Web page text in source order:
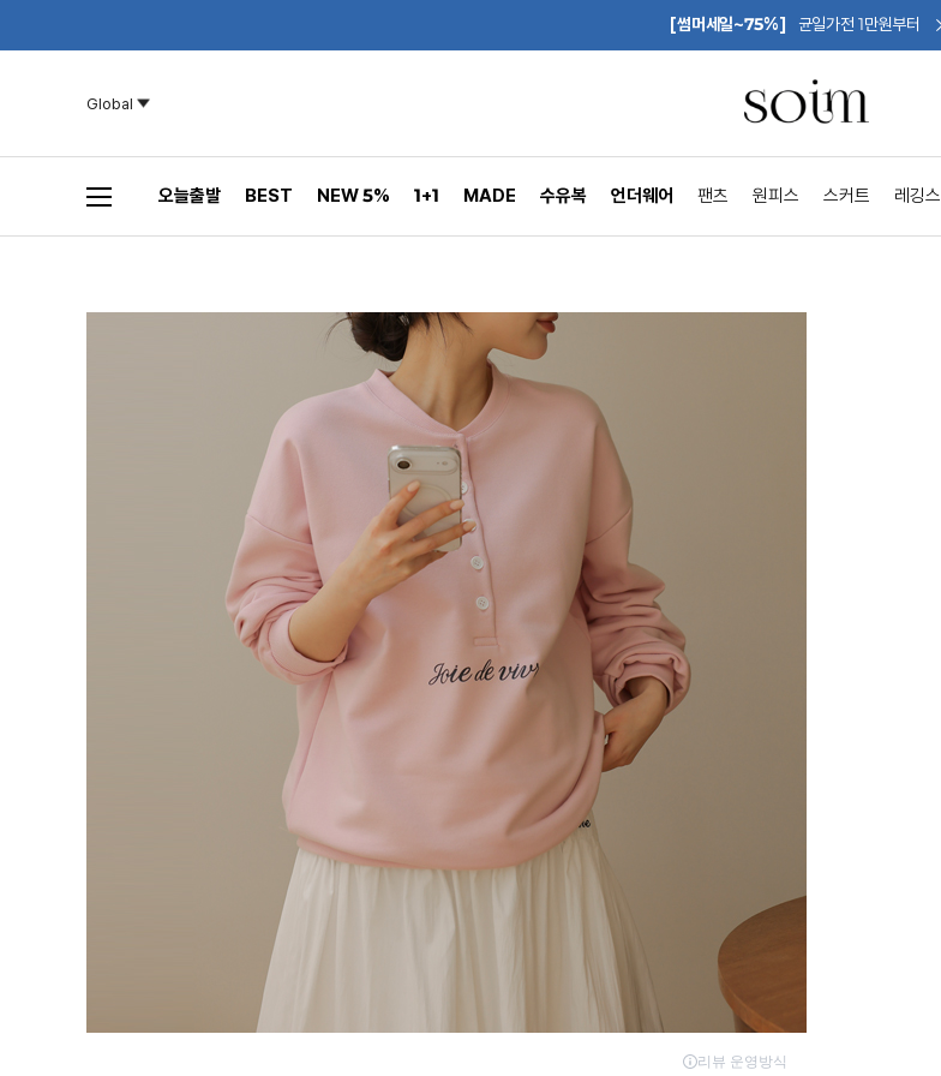
[썸머세일~75%] 균일가전 1만원부터
Global
오늘출발 BEST NEW 5% 1+1 MADE 수유복 언더웨어 팬츠 원피스 스커트 레깅스